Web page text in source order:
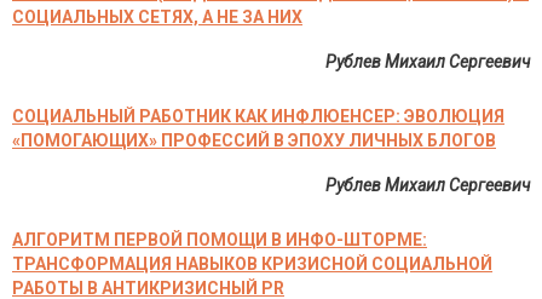
СОЦИАЛЬНЫХ СЕТЯХ, А НЕ ЗА НИХ
Рублев Михаил Сергеевич
СОЦИАЛЬНЫЙ РАБОТНИК КАК ИНФЛЮЕНСЕР: ЭВОЛЮЦИЯ
«ПОМОГАЮЩИХ» ПРОФЕССИЙ В ЭПОХУ ЛИЧНЫХ БЛОГОВ
Рублев Михаил Сергеевич
АЛГОРИТМ ПЕРВОЙ ПОМОЩИ В ИНФО-ШТОРМЕ:
ТРАНСФОРМАЦИЯ НАВЫКОВ КРИЗИСНОЙ СОЦИАЛЬНОЙ
РАБОТЫ В АНТИКРИЗИСНЫЙ PR